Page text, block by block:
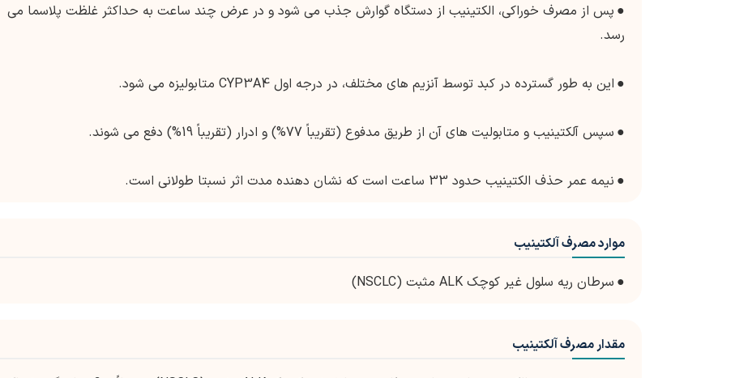
● پس از مصرف خوراکی، الکتینیب از دستگاه گوارش جذب می شود و در عرض چند ساعت به حداکثر غلظت پلاسما می
رسد.
● این به طور گسترده در کبد توسط آنزیم های مختلف، در درجه اول CYP3A4 متابولیزه می شود.
● سپس آلکتینیب و متابولیت های آن از طریق مدفوع (تقریباً 77%) و ادرار (تقریباً 19%) دفع می شوند.
● نیمه عمر حذف الکتینیب حدود 33 ساعت است که نشان دهنده مدت اثر نسبتا طولانی است.
موارد مصرف آلکتینیب
● سرطان ریه سلول غیر کوچک ALK مثبت (NSCLC)
مقدار مصرف آلکتینیب